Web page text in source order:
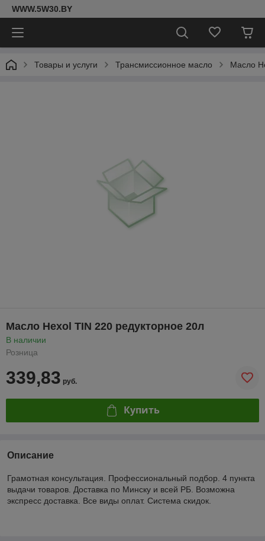
WWW.5W30.BY
Товары и услуги Трансмиссионное масло Масло
Масло Hexol TIN 220 редукторное 20л
В наличии
Розница
339,83 руб.
Купить
Описание
Грамотная консультация. Профессиональный подбор. 4 пункта
выдачи товаров. Доставка по Минску и всей РБ. Возможна
экспресс доставка. Все виды оплат. Система скидок.